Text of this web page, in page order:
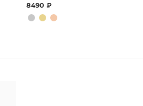
8490 ₽